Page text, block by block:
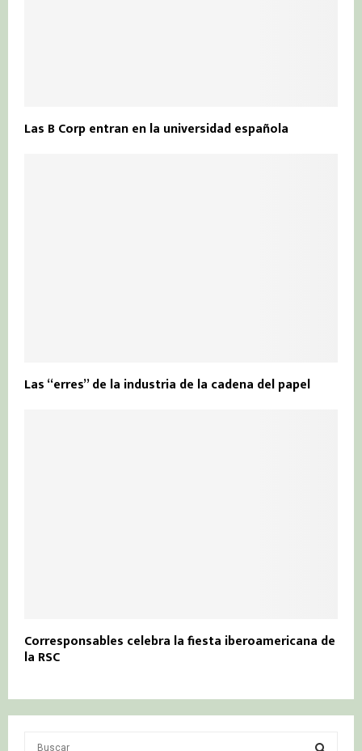
Las B Corp entran en la universidad española
Las “erres” de la industria de la cadena del papel
Corresponsables celebra la fiesta iberoamericana de
la RSC